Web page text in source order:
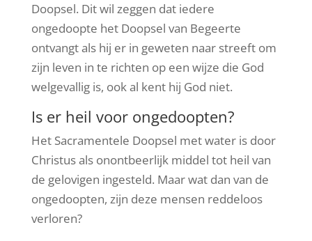
Doopsel. Dit wil zeggen dat iedere
ongedoopte het Doopsel van Begeerte
ontvangt als hij er in geweten naar streeft om
zijn leven in te richten op een wijze die God
welgevallig is, ook al kent hij God niet.
Is er heil voor ongedoopten?
Het Sacramentele Doopsel met water is door
Christus als onontbeerlijk middel tot heil van
de gelovigen ingesteld. Maar wat dan van de
ongedoopten, zijn deze mensen reddeloos
verloren?